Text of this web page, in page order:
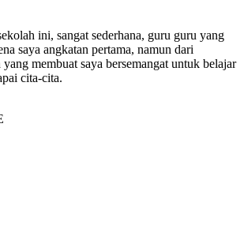
ini, sangat sederhana, guru guru yang
saya angkatan pertama, namun dari
membuat saya bersemangat untuk belajar
cita-cita.